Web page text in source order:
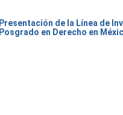
Presentación de la Línea de
Posgrado en Derecho en